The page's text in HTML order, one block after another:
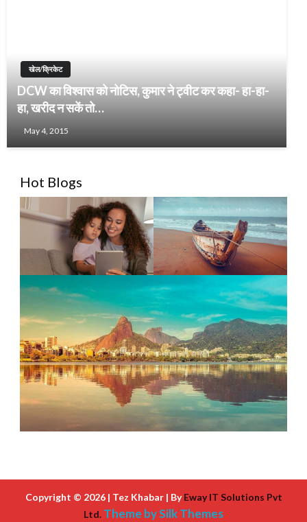
खेल/क्रिकेट
DCW का विश्वास को नोटिस, कुमार ने ट्वीट कर कहा- हा-हा-
हा, खरीद न सकें तो…
May 4, 2015
Hot Blogs
Copyright © 2026 | Tez Khabar | ByEway IT Solutions Pvt
Ltd. Theme by Silk Themes